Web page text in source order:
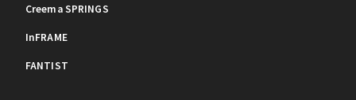
Creema SPRINGS
InFRAME
FANTIST